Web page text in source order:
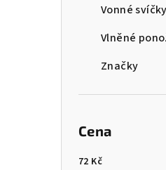
Vonné svíčky
Vlněné
Značky
Cena
72 Kč